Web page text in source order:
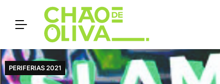
PERIFERIAS 2021